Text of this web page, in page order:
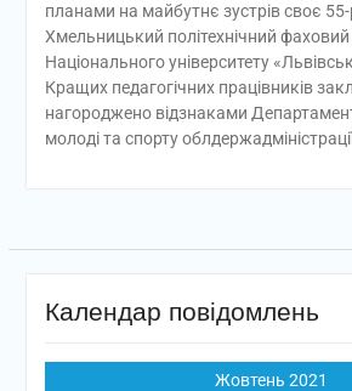
планами на майбутнє зустрів своє 55-
Хмельницький політехнічний
Національного університету
Кращих педагогічних працівників
нагороджено відзнаками
молоді та спорту
Календар повідомлень
Жовтень 2021